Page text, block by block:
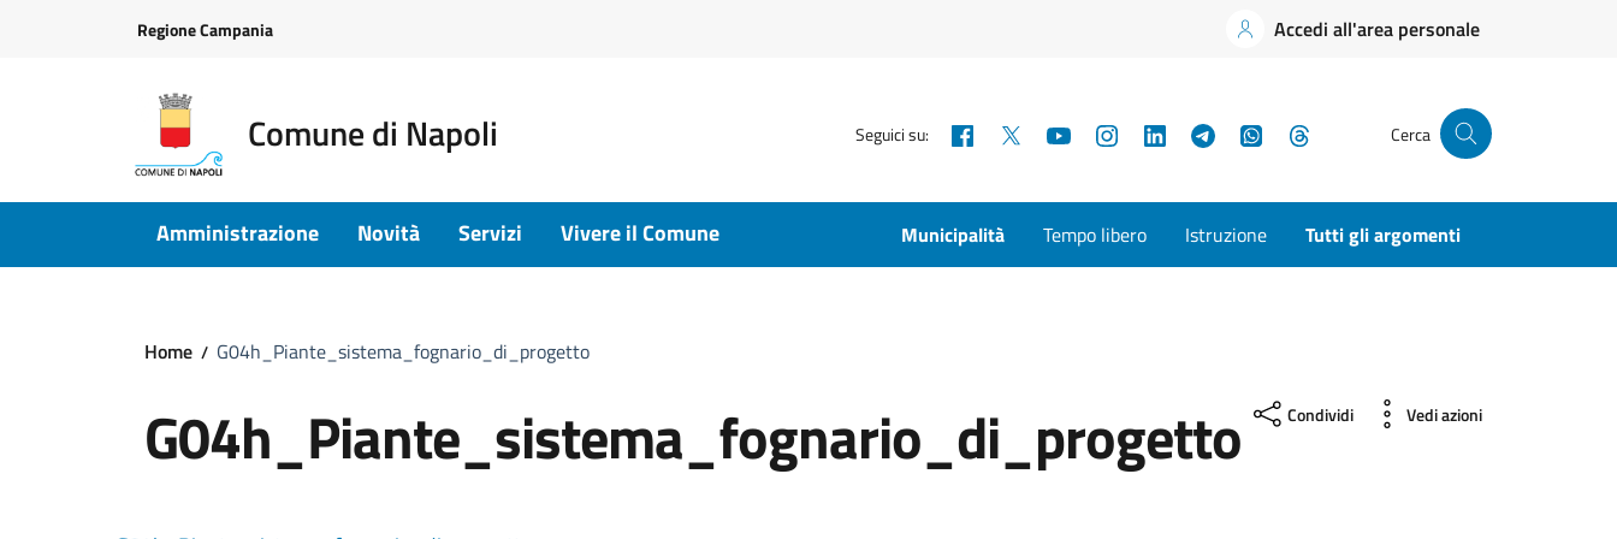
Regione Campania Accedi all'area personale
Comune di Napoli Seguici su: Facebook YouTubeInstagramLinkedInTelegramWhatsApp Cerca
Amministrazione Novità Servizi Vivere il Comune Municipalità Tempo libero Istruzione Tutti gli argomenti
Home G04h_Piante_sistema_fognario_di_progetto
G04h_Piante_sistema_fognario_di_progetto Condividi Vedi azioni